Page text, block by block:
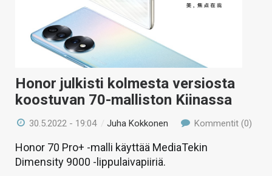
Honor julkisti kolmesta versiosta
koostuvan 70-malliston Kiinassa
30.5.2022 - 19:04 /Juha Kokkonen Kommentit (0)
Honor 70 Pro+ -malli käyttää MediaTekin
Dimensity 9000 -lippulaivapiiriä.